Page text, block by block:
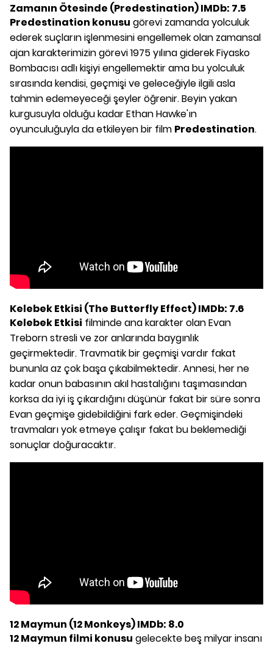
Zamanın Ötesinde (Predestination) IMDb: 7.5
Predestination konusu görevi zamanda yolculuk
ederek suçların işlenmesini engellemek olan zamansal
ajan karakterimizin görevi 1975 yılına giderek Fiyasko
Bombacısı adlı kişiyi engellemektir ama bu yolculuk
sırasında kendisi, geçmişi ve geleceğiyle ilgili asla
tahmin edemeyeceği şeyler öğrenir. Beyin yakan
kurgusuyla olduğu kadar Ethan Hawke'ın
oyunculuğuyla da etkileyen bir film Predestination.
Kelebek Etkisi (The Butterfly Effect) IMDb: 7.6
Kelebek Etkisi filminde ana karakter olan Evan
Treborn stresli ve zor anlarında baygınlık
geçirmektedir. Travmatik bir geçmişi vardır fakat
bununla az çok başa çıkabilmektedir. Annesi, her ne
kadar onun babasının akıl hastalığını taşımasından
korksa da iyi iş çıkardığını düşünür fakat bir süre sonra
Evan geçmişe gidebildiğini fark eder. Geçmişindeki
travmaları yok etmeye çalışır fakat bu beklemediği
sonuçlar doğuracaktır.
12 Maymun (12 Monkeys) IMDb: 8.0
12 Maymun filmi konusu gelecekte beş milyar insanı